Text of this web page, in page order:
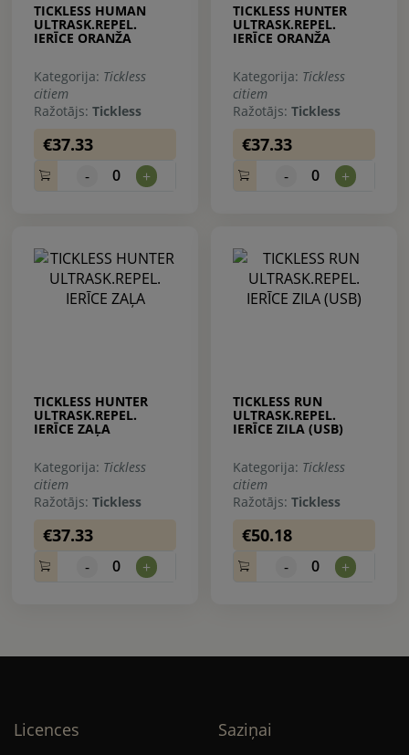
TICKLESS HUMAN
ULTRASK.REPEL.
IERĪCE ORANŽA
Kategorija: Tickless
citiem
Ražotājs: Tickless
€37.33
- 0 +
TICKLESS HUNTER
ULTRASK.REPEL.
IERĪCE ORANŽA
Kategorija: Tickless
citiem
Ražotājs: Tickless
€37.33
- 0 +
TICKLESS HUNTER
ULTRASK.REPEL.
IERĪCE ZAĻA
Kategorija: Tickless
citiem
Ražotājs: Tickless
€37.33
- 0 +
TICKLESS RUN
ULTRASK.REPEL.
IERĪCE ZILA (USB)
Kategorija: Tickless
citiem
Ražotājs: Tickless
€50.18
- 0 +
Licences Saziņai